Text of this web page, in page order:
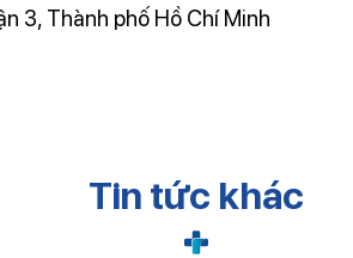
3, Thành phố Hồ Chí Minh
Tin tức khác